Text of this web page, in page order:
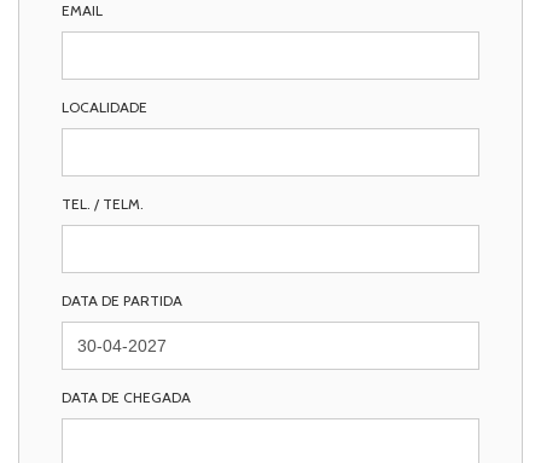
EMAIL
LOCALIDADE
TEL. / TELM.
DATA DE PARTIDA
DATA DE CHEGADA